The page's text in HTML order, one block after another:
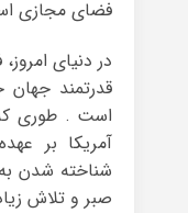
فضای مجازی
در دنیای
قدرتمند
است . طوری که
آمریکا بر
شناخته شدن به
صبر و تلاش